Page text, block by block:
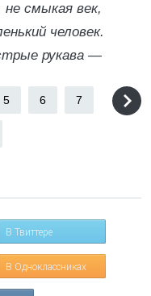
смыкая век,
человек.
рукава —
5 6 7
В Твиттере
В Одноклассниках